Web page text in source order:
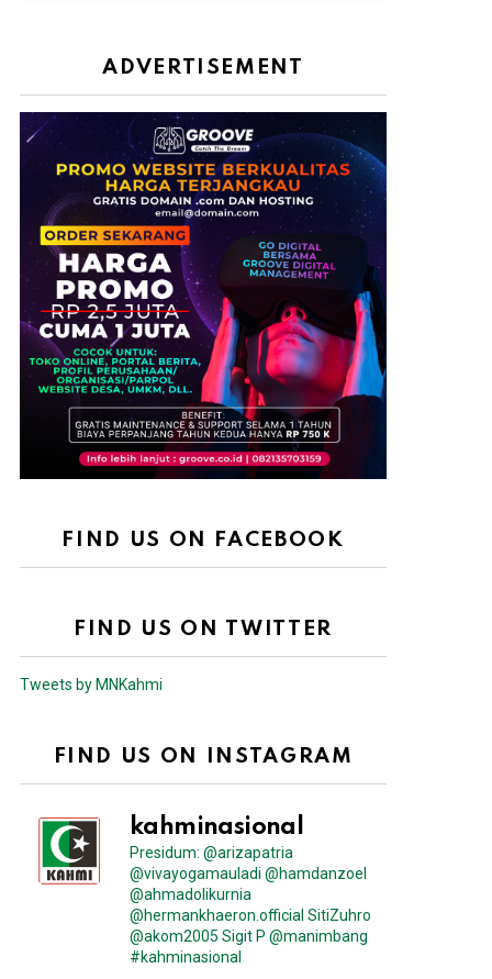
ADVERTISEMENT
FIND US ON FACEBOOK
FIND US ON TWITTER
Tweets by MNKahmi
FIND US ON INSTAGRAM
kahminasional
Presidum: @arizapatria
@vivayogamauladi @hamdanzoel
@ahmadolikurnia
@hermankhaeron.official SitiZuhro
@akom2005 Sigit P @manimbang
#kahminasional